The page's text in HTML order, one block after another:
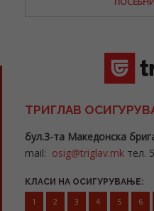
ТРИГЛАВ
бул.3-та Македонска
mail: osig@triglav.mk тел.
КЛАСИ НА ОСИГУРУВАЊЕ:
1 2 3 4 5 6